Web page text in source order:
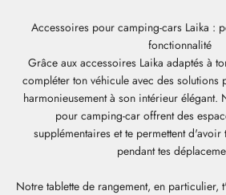
Accessoires pour camping-cars Laika :
fonctionnalité
Grâce aux accessoires Laika adaptés à
compléter ton véhicule avec des solutions
harmonieusement à son intérieur élégant.
pour camping-car offrent des
supplémentaires et te permettent
pendant tes
Notre tablette de rangement, en